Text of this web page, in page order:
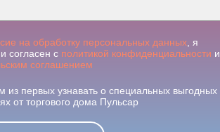
на обработку персональных данных , я
согласен с политикой конфиденциальности и
соглашением
из первых узнавать о специальных выгодных
от торгового дома Пульсар